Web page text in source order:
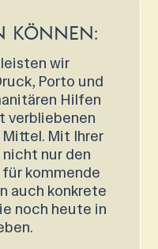
können:
wir
Porto und
Hilfen
verbliebenen
Mit Ihrer
nur den
kommende
auch konkrete
noch heute in